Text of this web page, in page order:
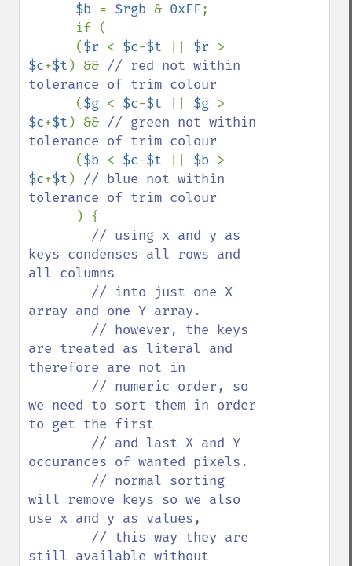
$b = $rgb & 0xFF;
      (
$r < $c-$t $r
$c+$t ) && // red not within
tolerance of trim colour
($g < $c-$t $g
$c+$t ) && // green not within
tolerance of trim colour
($b < $c-$t $b
$c+$t ) // blue not within
tolerance of trim colour
) {
// using x and y as
keys condenses all rows and
all columns
array and one Y array.
are treated as literal and
therefore are not in
we need to sort them in order
to get the first
occurances of wanted pixels.
will remove keys so we also
use x and y as values,
still available without